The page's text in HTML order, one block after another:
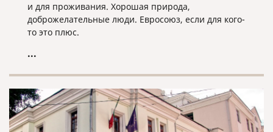
и для проживания. Хорошая природа,
доброжелательные люди. Евросоюз, если для кого-
то это плюс.
...